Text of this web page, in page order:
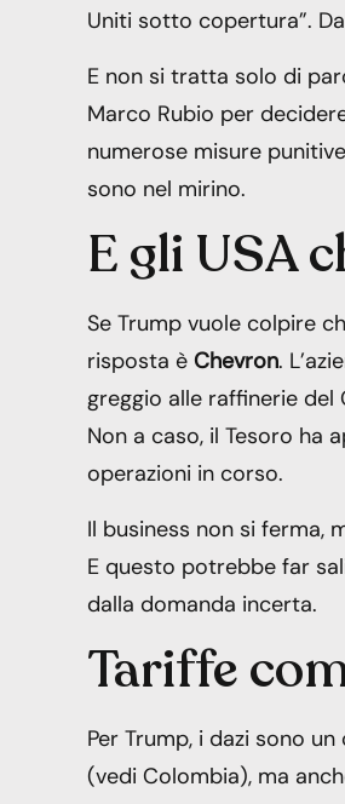
Uniti sotto copertura”.
E non si tratta solo di
Marco Rubio per
numerose misure
sono nel mirino.
E gli USA
Se Trump vuole colpire
risposta è Chevron.
greggio alle raffinerie
Non a caso, il Tesoro ha
operazioni in corso.
Il business non si ferma,
E questo potrebbe far
dalla domanda incerta.
Tariffe
Per Trump, i dazi sono
(vedi Colombia), ma